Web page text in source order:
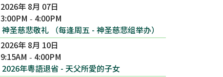
2026年 8月 07日
3:00PM - 4:00PM
神圣慈悲敬礼 （每逢周五 - 神圣慈悲组举办）
2026年 8月 10日
9:15AM - 4:00PM
2026年粵語退省 - 天父所愛的子女